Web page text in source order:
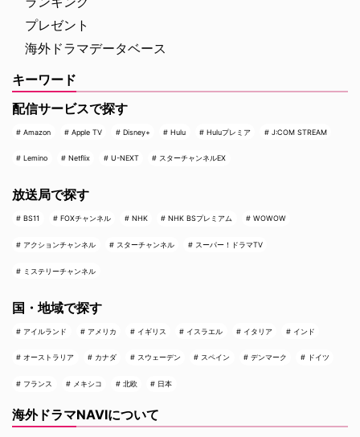
プレゼント
海外ドラマデータベース
キーワード
配信サービスで探す
Amazon Apple TV Disney+ Hulu Huluプレミア J:COM STREAM
Lemino Netflix U-NEXT スターチャンネルEX
放送局で探す
BS11 FOXチャンネル NHK NHK BSプレミアム WOWOW
アクションチャンネル スターチャンネル スーパー！ドラマTV
ミステリーチャンネル
国・地域で探す
アイルランド アメリカ イギリス イスラエル イタリア インド
オーストラリア カナダ スウェーデン スペイン デンマーク ドイツ
フランス メキシコ 北欧 日本
海外ドラマNAVIについて